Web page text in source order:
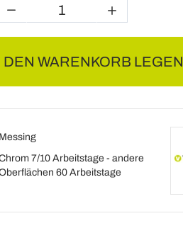
DEN WARENKORB LEGEN
Messing
7/10 Arbeitstage - andere
60 Arbeitstage